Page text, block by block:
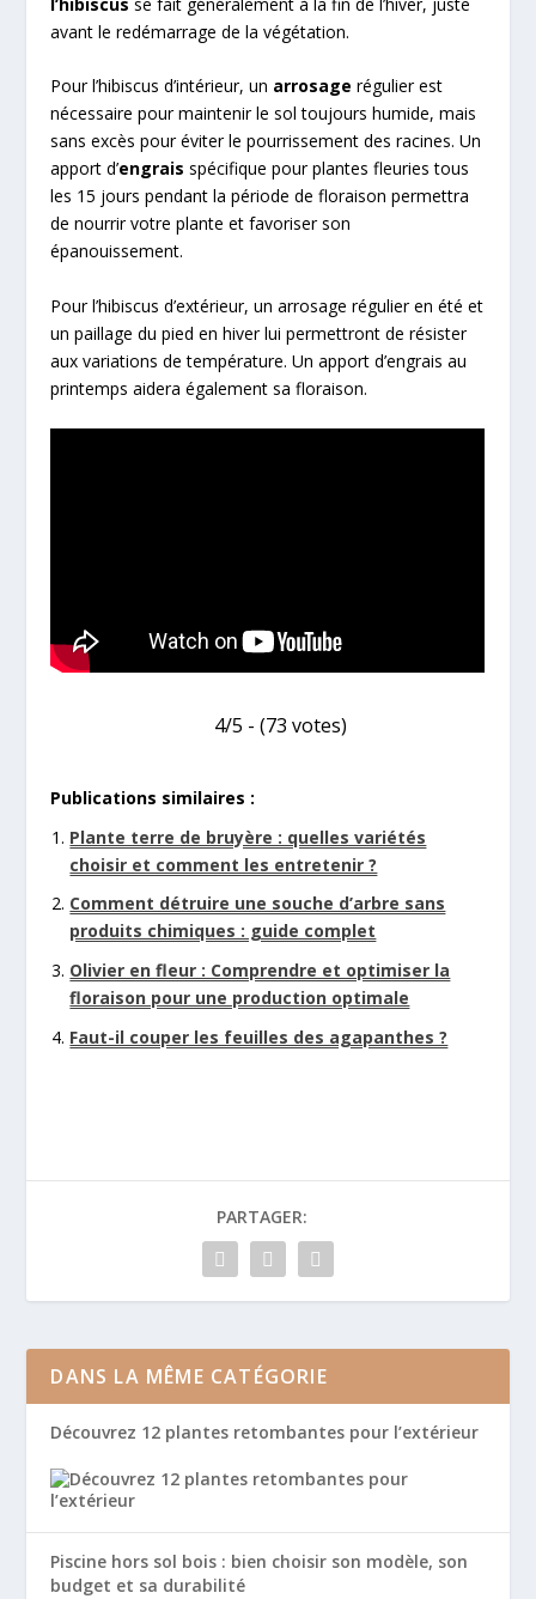
avant le redémarrage de la végétation.
Pour l’hibiscus d’intérieur, un arrosage régulier est
nécessaire pour maintenir le sol toujours humide, mais
sans excès pour éviter le pourrissement des racines. Un
apport d’engrais spécifique pour plantes fleuries tous
les 15 jours pendant la période de floraison permettra
de nourrir votre plante et favoriser son
épanouissement.
Pour l’hibiscus d’extérieur, un arrosage régulier en été et
un paillage du pied en hiver lui permettront de résister
aux variations de température. Un apport d’engrais au
printemps aidera également sa floraison.
4/5 - (73 votes)
Publications similaires :
Plante terre de bruyère : quelles variétés
choisir et comment les entretenir ?
Comment détruire une souche d’arbre sans
produits chimiques : guide complet
Olivier en fleur : Comprendre et optimiser la
floraison pour une production optimale
Faut-il couper les feuilles des agapanthes ?
PARTAGER:
DANS LA MÊME CATÉGORIE
Découvrez 12 plantes retombantes pour l’extérieur
Piscine hors sol bois : bien choisir son modèle, son
budget et sa durabilité